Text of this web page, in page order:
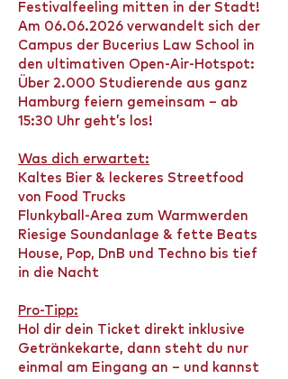
Festivalfeeling mitten in der Stadt!
Am 06.06.2026 verwandelt sich der
Campus der Bucerius Law School in
den ultimativen Open-Air-Hotspot:
Über 2.000 Studierende aus ganz
Hamburg feiern gemeinsam – ab
15:30 Uhr geht’s los!
Was dich erwartet:
Kaltes Bier & leckeres Streetfood
von Food Trucks
Flunkyball-Area zum Warmwerden
Riesige Soundanlage & fette Beats
House, Pop, DnB und Techno bis tief
in die Nacht
Pro-Tipp:
Hol dir dein Ticket direkt inklusive
Getränkekarte, dann steht du nur
einmal am Eingang an – und kannst